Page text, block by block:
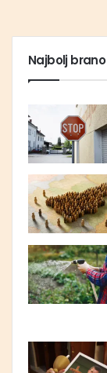
Najbolj